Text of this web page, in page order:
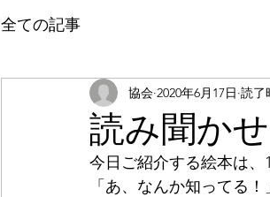
全ての記事
読み聞か
協会 2020年6月17日 読了
今日ご紹介する絵本は、
「あ、なんか知ってる